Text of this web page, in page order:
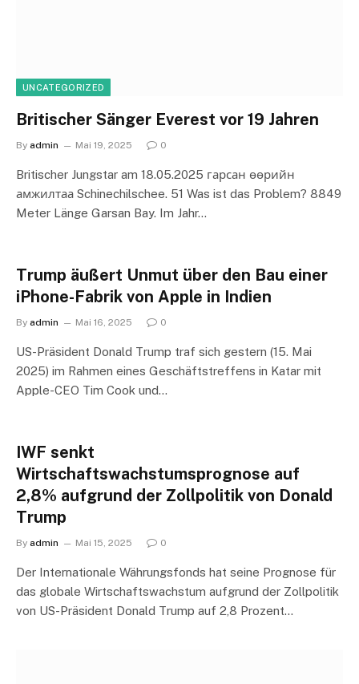
UNCATEGORIZED
Britischer Sänger Everest vor 19 Jahren
By admin Mai 19, 2025 0
Britischer Jungstar am 18.05.2025 гарсан өөрийн
амжилтаа Schinechilschee. 51 Was ist das Problem? 8849
Meter Länge Garsan Bay. Im Jahr…
Trump äußert Unmut über den Bau einer
iPhone-Fabrik von Apple in Indien
By admin Mai 16, 2025 0
US-Präsident Donald Trump traf sich gestern (15. Mai
2025) im Rahmen eines Geschäftstreffens in Katar mit
Apple-CEO Tim Cook und…
IWF senkt
Wirtschaftswachstumsprognose auf
2,8% aufgrund der Zollpolitik von Donald
Trump
By admin Mai 15, 2025 0
Der Internationale Währungsfonds hat seine Prognose für
das globale Wirtschaftswachstum aufgrund der Zollpolitik
von US-Präsident Donald Trump auf 2,8 Prozent…